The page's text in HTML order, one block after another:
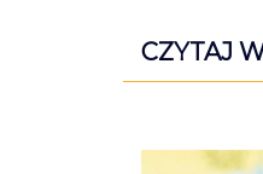
CZYTAJ